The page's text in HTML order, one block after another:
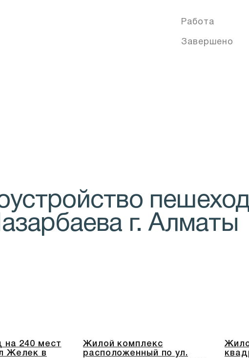
Работа
Завершено
г. Алматы
на 240 мест
Желек в
Жилой комплекс
расположенный по ул.